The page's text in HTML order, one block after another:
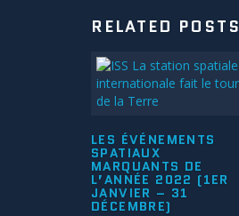
RELATED POSTS
LES ÉVÉNEMENTS
SPATIAUX
MARQUANTS DE
L’ANNÉE 2022 (1ER
JANVIER – 31
DÉCEMBRE)